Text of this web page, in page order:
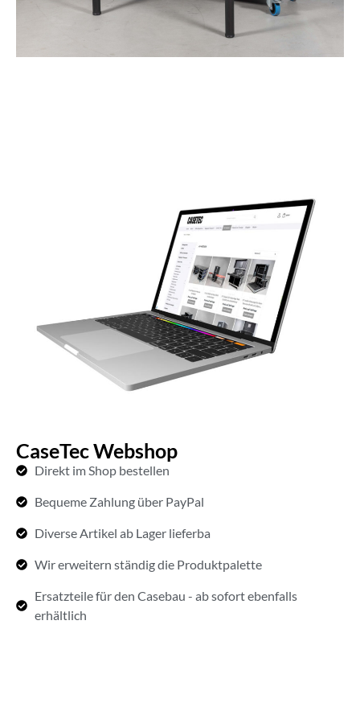
CaseTec Webshop
Direkt im Shop bestellen
Bequeme Zahlung über PayPal
Diverse Artikel ab Lager lieferba
Wir erweitern ständig die Produktpalette
Ersatzteile für den Casebau - ab sofort ebenfalls
erhältlich